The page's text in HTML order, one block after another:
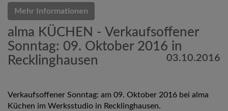
Mehr Informationen
alma KÜCHEN - Verkaufsoffener
Sonntag: 09. Oktober 2016 in
Recklinghausen
03.10.2016
Verkaufsoffener Sonntag: am 09. Oktober 2016 bei alma
Küchen im Werksstudio in Recklinghausen.